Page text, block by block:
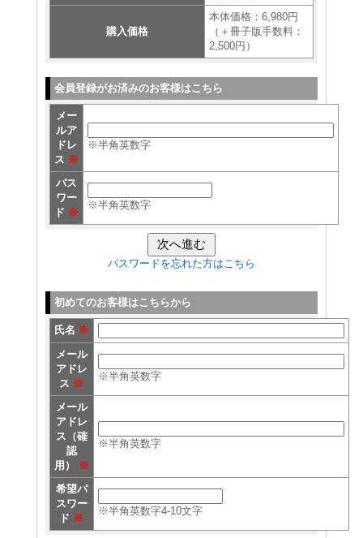
購入価格
本体価格：6,980円
（＋冊子版手数料：
2,500円）
会員登録がお済みのお客様はこちら
メー
ルア
ドレ
ス ※
※半角英数字
パス
ワー
ド ※
※半角英数字
パスワードを忘れた方はこちら
初めてのお客様はこちらから
氏名 ※
メール
アドレ
ス ※
※半角英数字
メール
アドレ
ス（確
認
用）
※
※半角英数字
希望パ
スワー
ド ※
※半角英数字4-10文字